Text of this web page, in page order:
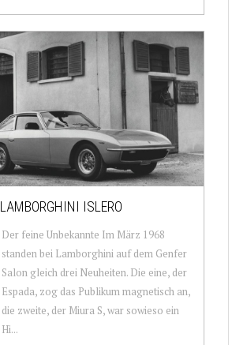
LAMBORGHINI ISLERO
Der feine Unbekannte Im März 1968
standen bei Lamborghini auf dem Genfer
Salon gleich drei Neuheiten. Die eine, der
Espada, zog das Publikum magnetisch an,
die zweite, der Miura S, war sowieso ein
Hi...